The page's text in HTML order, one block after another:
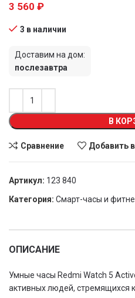
3 560 ₽
3 в наличии
Доставим на дом:
послезавтра
В
Сравнение Добавить
Артикул: 123 840
Категория: Смарт-часы и
ОПИСАНИЕ
Умные часы Redmi Watch 5
активных людей, стремящихся